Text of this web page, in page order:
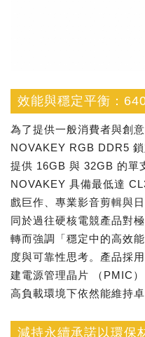
效能與穩定平衡：
為了提供一般消費者與創
NOVAKEY RGB DDR5
提供 16GB 與 32GB 的單
NOVAKEY 具備最低達
戲巨作、專業影音剪輯與
同於過往硬核電競產品對
轉而強調「穩定中的高效
度與可靠性思考。產品採
建電源管理晶片 （PMIC
高負載環境下依然能維持
減持永續承諾以環保